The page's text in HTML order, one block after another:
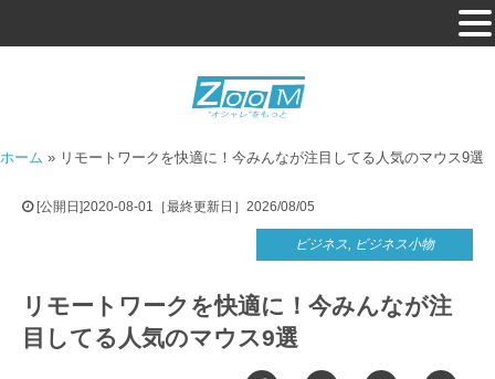
ホーム » リモートワークを快適に！今みんなが注目してる人気のマウス9選
[公開日]2020-08-01［最終更新日］2026/08/05
ビジネス, ビジネス小物
リモートワークを快適に！今みんなが注
目してる人気のマウス9選